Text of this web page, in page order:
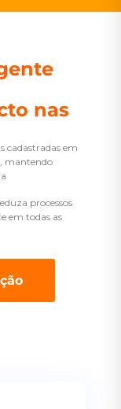
nas
cadastradas em
mantendo
processos
em todas as